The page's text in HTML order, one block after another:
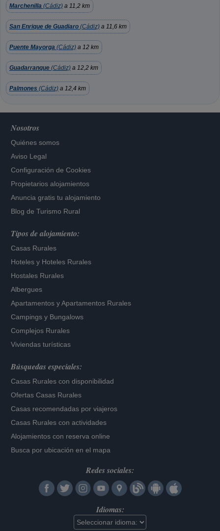
Marchenilla (Cádiz) a 11,2 km
San Enrique de Guadiaro (Cádiz) a 11,6 km
Puente Mayorga (Cádiz) a 12 km
Guadarranque (Cádiz) a 12,2 km
Palmones (Cádiz) a 12,4 km
Nosotros
Quiénes somos
Aviso Legal
Configuración de Cookies
Propietarios alojamientos
Anuncia gratis tu alojamiento
Blog de Turismo Rural
Tipos de alojamiento:
Casas Rurales
Hoteles y Hoteles Rurales
Hostales Rurales
Albergues
Apartamentos yApartamentos Rurales
Campings y Bungalows
Complejos Rurales
Viviendas turísticas
Búsquedas especiales:
Casas Rurales con disponibilidad
Ofertas Casas Rurales
Casas recomendadas por viajeros
Casas Rurales con actividades
Alojamientos con reserva online
Busca por ubicación en el mapa
Redes sociales:
Idiomas: